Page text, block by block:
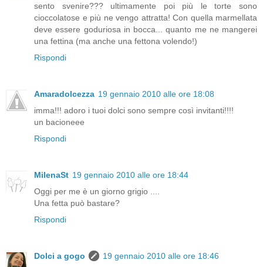
sento svenire??? ultimamente poi più le torte sono
cioccolatose e più ne vengo attratta! Con quella marmellata
deve essere goduriosa in bocca... quanto me ne mangerei
una fettina (ma anche una fettona volendo!)
Rispondi
Amaradolcezza 19 gennaio 2010 alle ore 18:08
imma!!! adoro i tuoi dolci sono sempre così invitanti!!!!
un bacioneee
Rispondi
MilenaSt 19 gennaio 2010 alle ore 18:44
Oggi per me è un giorno grigio ....
Una fetta può bastare?
Rispondi
Dolci a gogo
19 gennaio 2010 alle ore 18:46